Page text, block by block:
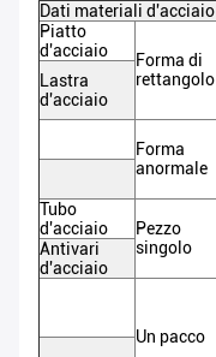
Dati materiali d'acciaio
Piatto
d'acciaio
Forma di
rettangolo
Lastra
d'acciaio
Forma
anormale
Tubo
d'acciaio
Pezzo
singolo
Antivari
d'acciaio
Un pacco